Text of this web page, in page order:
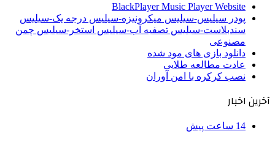
BlackPlayer Music Player Website
پودر سیلیس-سیلیس میکرونیزه-سیلیس درجه یک-سیلیس
سندبلاست-سیلیس تصفیه آب-سیلیس استخر-سیلیس چمن
مصنوعی
دانلود بازی های مود شده
عادت مطالعه طلایی
نصب کرکره با امن آوران
آخرین اخبار
14 ساعت پیش